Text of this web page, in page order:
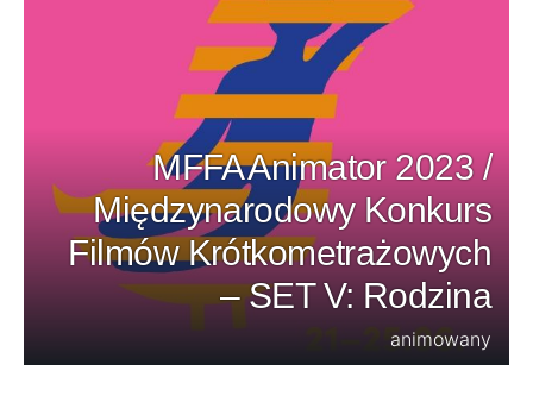
MFFA Animator 2023 /
Międzynarodowy Konkurs
Filmów Krótkometrażowych
– SET V: Rodzina
animowany